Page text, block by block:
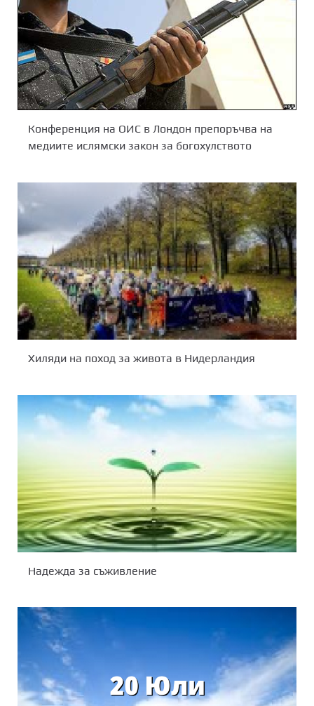
Конференция на ОИС в Лондон препоръчва на
медиите ислямски закон за богохулството
Хиляди на поход за живота в Нидерландия
Надежда за съживление